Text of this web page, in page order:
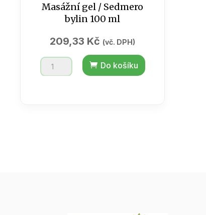
Masážní gel / Sedmero
bylin 100 ml
209,33 Kč (vč. DPH)
Masážní
gel
Do košíku